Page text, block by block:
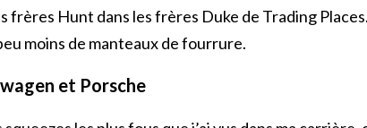
frères Hunt dans les frères Duke de Trading
moins de manteaux de fourrure.
et Porsche